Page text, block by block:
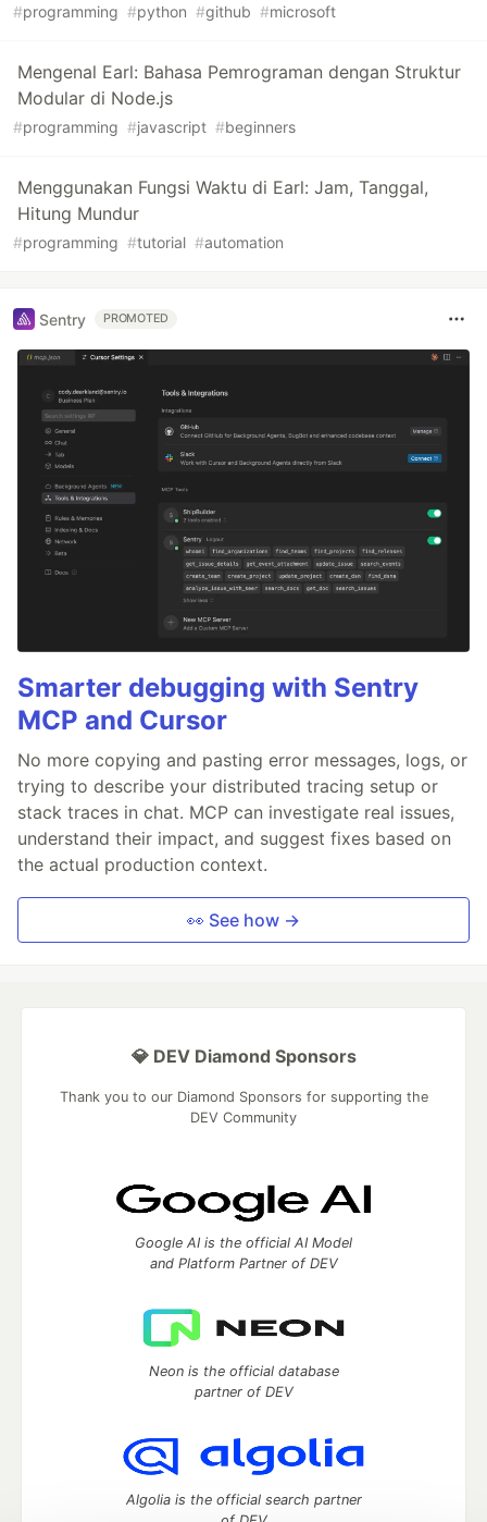
#programming #python #github #microsoft
Mengenal Earl: Bahasa Pemrograman dengan Struktur
Modular di Node.js
#programming #javascript #beginners
Menggunakan Fungsi Waktu di Earl: Jam, Tanggal,
Hitung Mundur
#programming #tutorial #automation
Sentry PROMOTED
Smarter debugging with Sentry
MCP and Cursor
No more copying and pasting error messages, logs, or
trying to describe your distributed tracing setup or
stack traces in chat. MCP can investigate real issues,
understand their impact, and suggest fixes based on
the actual production context.
👀 See how →
💎 DEV Diamond Sponsors
Thank you to our Diamond Sponsors for supporting the
DEV Community
Google AI is the official AI Model
and Platform Partner of DEV
Neon is the official database
partner of DEV
Algolia is the official search partner